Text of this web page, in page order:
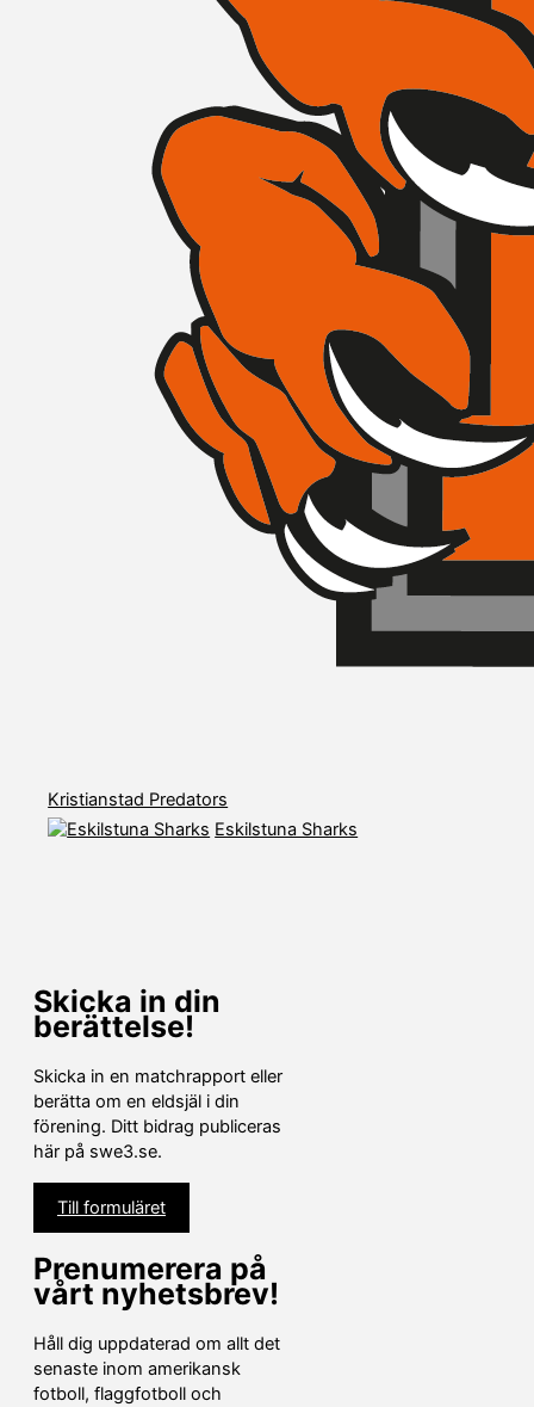
Kristianstad Predators
Eskilstuna Sharks
Skicka in din
berättelse!
Skicka in en matchrapport eller
berätta om en eldsjäl i din
förening. Ditt bidrag publiceras
här på swe3.se.
Till formuläret
Prenumerera på
vårt nyhetsbrev!
Håll dig uppdaterad om allt det
senaste inom amerikansk
fotboll, flaggfotboll och